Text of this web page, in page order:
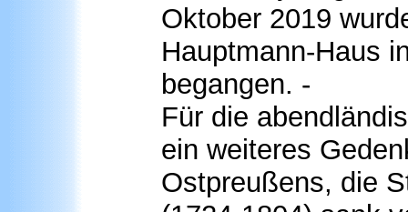
Oktober 2019
Hauptmann-Haus
begangen. -
Für die
ein weiteres
Ostpreußens, die